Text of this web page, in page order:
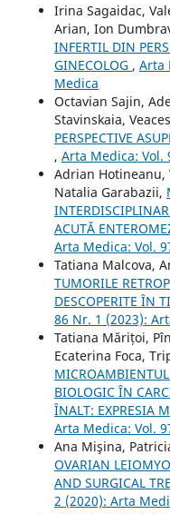
Irina Sagaidac,
Arian, Ion
INFERTIL DIN
GINECOLOG , Arta
Medica
Octavian Sajin,
Stavinskaia,
PERSPECTIVE
, Arta Medica: Vol.
Adrian Hotineanu,
Natalia Garabazii,
ACUTĂ
Arta Medica: Vol.
Tatiana Malcova,
TUMORILE
DESCOPERITE ÎN
86 Nr. 1 (2023):
Tatiana Mărițoi,
Ecaterina Foca,
BIOLOGIC ÎN
ÎNALT: EXPRESIA
Arta Medica: Vol.
Ana Mişina,
OVARIAN
AND SURGICAL
2 (2020): Arta